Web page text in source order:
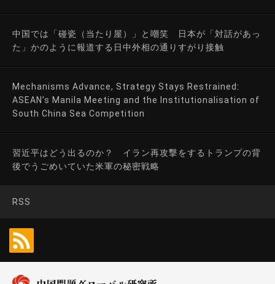
中国では「碰瓷（当たり屋）」と嘲笑 日本が「対話があっ
た」かのように報道する日中外相の通りすがり接触
Mechanisms Advance, Strategy Stays Restrained:
ASEAN’s Manila Meeting and the Institutionalisation of
South China Sea Competition
習近平はどう出るのか？ イラン再攻撃をするトランプの背
後でうごめいていた米軍の秘密戦略
RSS